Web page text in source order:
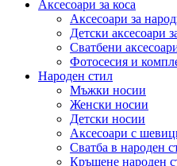
Аксесоари за коса
Аксесоари за
Детски аксесоари
Сватбени
Фотосесия и
Народен стил
Мъжки носии
Женски носии
Детски носии
Аксесоари с
Сватба в народен
Кръщене народен